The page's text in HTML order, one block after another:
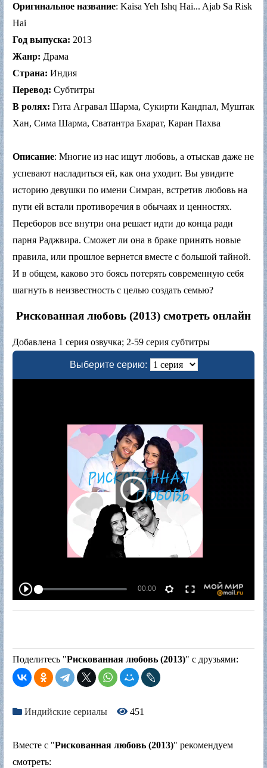
Оригинальное название: Kaisa Yeh Ishq Hai... Ajab Sa Risk
Hai
Год выпуска: 2013
Жанр: Драма
Страна: Индия
Перевод: Субтитры
В ролях: Гита Агравал Шарма, Сукирти Кандпал, Муштак
Хан, Сима Шарма, Сватантра Бхарат, Каран Пахва
Описание: Многие из нас ищут любовь, а отыскав даже не
успевают насладиться ей, как она уходит. Вы увидите
историю девушки по имени Симран, встретив любовь на
пути ей встали противоречия в обычаях и ценностях.
Переборов все внутри она решает идти до конца ради
парня Раджвира. Сможет ли она в браке принять новые
правила, или прошлое вернется вместе с большой тайной.
И в общем, каково это боясь потерять современную себя
шагнуть в неизвестность с целью создать семью?
Рискованная любовь (2013) смотреть онлайн
Добавлена 1 серия озвучка; 2-59 серия субтитры
Выберите серию:
Поделитесь "Рискованная любовь (2013)" с друзьями:
Индийские сериалы 451
Вместе с "Рискованная любовь (2013)" рекомендуем
смотреть: